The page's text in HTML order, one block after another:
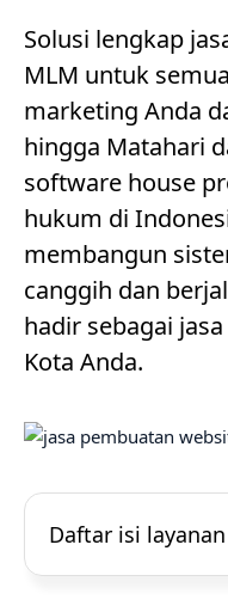
Solusi lengkap
MLM untuk
marketing Anda
hingga Matahari
software house
hukum di
membangun
canggih dan
hadir sebagai
Kota Anda.
Daftar isi layanan